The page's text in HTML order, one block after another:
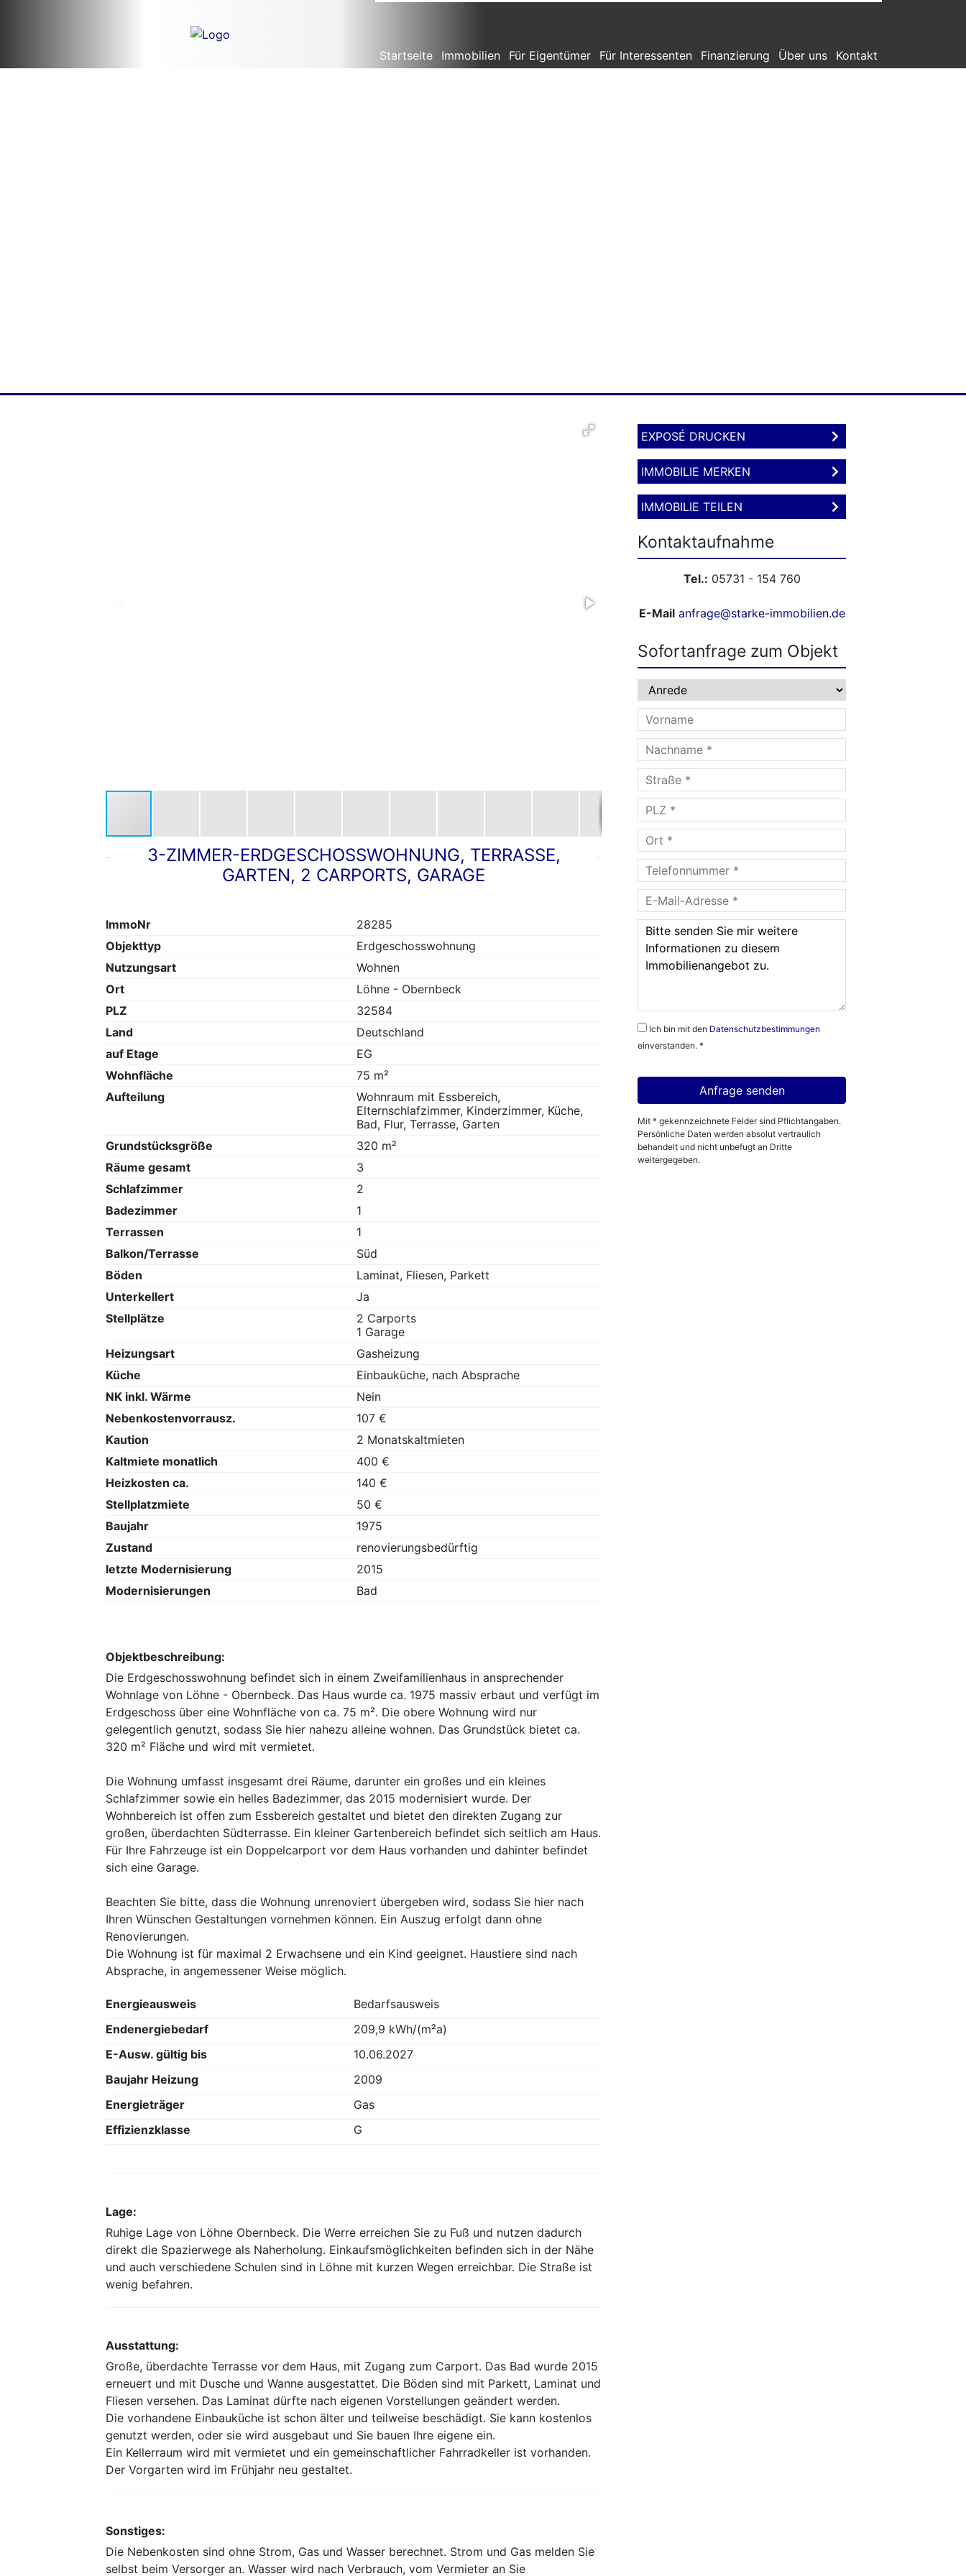
Startseite Immobilien Für Eigentümer Für Interessenten Finanzierung Über uns Kontakt
3-ZIMMER-ERDGESCHOSSWOHNUNG, TERRASSE,
GARTEN, 2 CARPORTS, GARAGE
ImmoNr
28285
Objekttyp
Erdgeschosswohnung
Nutzungsart
Wohnen
Ort
Löhne - Obernbeck
PLZ
32584
Land
Deutschland
auf Etage
EG
Wohnfläche
75 m²
Aufteilung
Wohnraum mit Essbereich,
Elternschlafzimmer, Kinderzimmer, Küche,
Bad, Flur, Terrasse, Garten
Grundstücksgröße
320 m²
Räume gesamt
3
Schlafzimmer
2
Badezimmer
1
Terrassen
1
Balkon/Terrasse
Süd
Böden
Laminat, Fliesen, Parkett
Unterkellert
Ja
Stellplätze
2 Carports
1 Garage
Heizungsart
Gasheizung
Küche
Einbauküche, nach Absprache
NK inkl. Wärme
Nein
Nebenkostenvorrausz.
107 €
Kaution
2 Monatskaltmieten
Kaltmiete monatlich
400 €
Heizkosten ca.
140 €
Stellplatzmiete
50 €
Baujahr
1975
Zustand
renovierungsbedürftig
letzte Modernisierung
2015
Modernisierungen
Bad
Objektbeschreibung:
Die Erdgeschosswohnung befindet sich in einem Zweifamilienhaus in ansprechender
Wohnlage von Löhne - Obernbeck. Das Haus wurde ca. 1975 massiv erbaut und verfügt im
Erdgeschoss über eine Wohnfläche von ca. 75 m². Die obere Wohnung wird nur
gelegentlich genutzt, sodass Sie hier nahezu alleine wohnen. Das Grundstück bietet ca.
320 m² Fläche und wird mit vermietet.
Die Wohnung umfasst insgesamt drei Räume, darunter ein großes und ein kleines
Schlafzimmer sowie ein helles Badezimmer, das 2015 modernisiert wurde. Der
Wohnbereich ist offen zum Essbereich gestaltet und bietet den direkten Zugang zur
großen, überdachten Südterrasse. Ein kleiner Gartenbereich befindet sich seitlich am Haus.
Für Ihre Fahrzeuge ist ein Doppelcarport vor dem Haus vorhanden und dahinter befindet
sich eine Garage.
Beachten Sie bitte, dass die Wohnung unrenoviert übergeben wird, sodass Sie hier nach
Ihren Wünschen Gestaltungen vornehmen können. Ein Auszug erfolgt dann ohne
Renovierungen.
Die Wohnung ist für maximal 2 Erwachsene und ein Kind geeignet. Haustiere sind nach
Absprache, in angemessener Weise möglich.
Energieausweis
Bedarfsausweis
Endenergiebedarf
209,9 kWh/(m²a)
E-Ausw. gültig bis
10.06.2027
Baujahr Heizung
2009
Energieträger
Gas
Effizienzklasse
G
Lage:
Ruhige Lage von Löhne Obernbeck. Die Werre erreichen Sie zu Fuß und nutzen dadurch
direkt die Spazierwege als Naherholung. Einkaufsmöglichkeiten befinden sich in der Nähe
und auch verschiedene Schulen sind in Löhne mit kurzen Wegen erreichbar. Die Straße ist
wenig befahren.
Ausstattung:
Große, überdachte Terrasse vor dem Haus, mit Zugang zum Carport. Das Bad wurde 2015
erneuert und mit Dusche und Wanne ausgestattet. Die Böden sind mit Parkett, Laminat und
Fliesen versehen. Das Laminat dürfte nach eigenen Vorstellungen geändert werden.
Die vorhandene Einbauküche ist schon älter und teilweise beschädigt. Sie kann kostenlos
genutzt werden, oder sie wird ausgebaut und Sie bauen Ihre eigene ein.
Ein Kellerraum wird mit vermietet und ein gemeinschaftlicher Fahrradkeller ist vorhanden.
Der Vorgarten wird im Frühjahr neu gestaltet.
Sonstiges:
Die Nebenkosten sind ohne Strom, Gas und Wasser berechnet. Strom und Gas melden Sie
selbst beim Versorger an. Wasser wird nach Verbrauch, vom Vermieter an Sie
EXPOSÉ DRUCKEN
IMMOBILIE MERKEN
IMMOBILIE TEILEN
Kontaktaufnahme
Tel.: 05731 - 154 760
E-Mail anfrage@starke-immobilien.de
Sofortanfrage zum Objekt
Ich bin mit den Datenschutzbestimmungen
einverstanden. *
Mit * gekennzeichnete Felder sind Pflichtangaben.
Persönliche Daten werden absolut vertraulich
behandelt und nicht unbefugt an Dritte
weitergegeben.